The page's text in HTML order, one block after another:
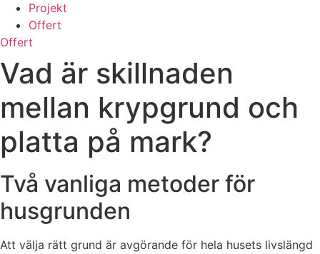
Projekt
Offert
Offert
Vad är skillnaden
mellan krypgrund och
platta på mark?
Två vanliga metoder för
husgrunden
Att välja rätt grund är avgörande för hela husets livslängd